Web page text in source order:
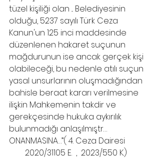
tüzel kişiliği olan ... Belediyesinin
olduğu, 5237 sayılı Türk Ceza
Kanun'un 125 inci maddesinde
düzenlenen hakaret suçunun
mağdurunun ise ancak gerçek kişi
olabileceği, bu nedenle atılı suçun
yasal unsurlarının oluşmadığından
bahisle beraat kararı verilmesine
ilişkin Mahkemenin takdir ve
gerekçesinde hukuka aykırılık
bulunmadığı anlaşılmıştr…
ONANMASINA…”( 4. Ceza Dairesi
2020/31105 E.  ,  2023/550 K.)